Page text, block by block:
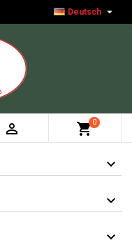
Deutsch 
 shopping_cart0